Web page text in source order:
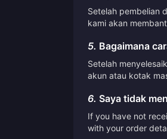
Setelah pembelian
kami akan
5. Bagaimana
Setelah
akun atau kotak
6. Saya tidak
If you have not
with your order